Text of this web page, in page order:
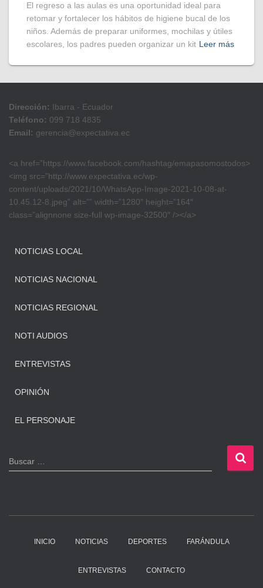
El regreso a las aulas es una oportunidad ideal para
retomar y fortalecer los hábitos de higiene bucal de los
niños. Además de preparar uniformes, mochilas y útiles
escolares, los padres pueden organizar un kit Leer más
Dirección: Ibarra - Ecuador
Teléfono: 099 718 4835
Email: gerencia@expectativa.ec
<a href=”https://www.facebook.com/hashtag/emapasomostodos>
<img src=”http://www.expectativa.ec/wp-
content/uploads/2021/10/WhatsApp-Image-2021-10-08-at-
10.45.12-8.jpeg” alt=”” width=”1280″ height=”164″
class=”alignnone size-full wp-image-32500″ /></a>
NOTICIAS LOCAL
NOTICIAS NACIONAL
NOTICIAS REGIONAL
NOTI AUDIOS
ENTREVISTAS
OPINIÓN
EL PERSONAJE
B
u
Buscar …
INICIO NOTICIAS DEPORTES FARÁNDULA
ENTREVISTAS CONTACTO